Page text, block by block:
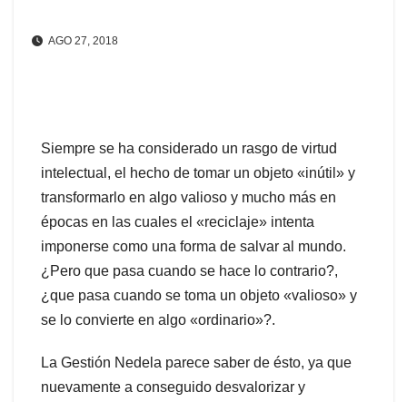
AGO 27, 2018
Siempre se ha considerado un rasgo de virtud
intelectual, el hecho de tomar un objeto «inútil» y
transformarlo en algo valioso y mucho más en
épocas en las cuales el «reciclaje» intenta
imponerse como una forma de salvar al mundo.
¿Pero que pasa cuando se hace lo contrario?,
¿que pasa cuando se toma un objeto «valioso» y
se lo convierte en algo «ordinario»?.
La Gestión Nedela parece saber de ésto, ya que
nuevamente a conseguido desvalorizar y